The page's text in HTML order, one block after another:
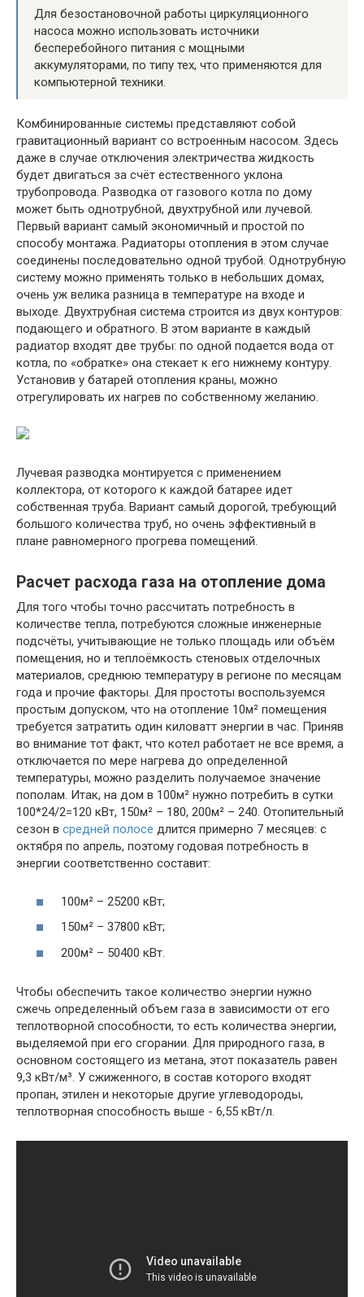
Для безостановочной работы циркуляционного
насоса можно использовать источники
бесперебойного питания с мощными
аккумуляторами, по типу тех, что применяются для
компьютерной техники.
Комбинированные системы представляют собой
гравитационный вариант со встроенным насосом. Здесь
даже в случае отключения электричества жидкость
будет двигаться за счёт естественного уклона
трубопровода. Разводка от газового котла по дому
может быть однотрубной, двухтрубной или лучевой.
Первый вариант самый экономичный и простой по
способу монтажа. Радиаторы отопления в этом случае
соединены последовательно одной трубой. Однотрубную
систему можно применять только в небольших домах,
очень уж велика разница в температуре на входе и
выходе. Двухтрубная система строится из двух контуров:
подающего и обратного. В этом варианте в каждый
радиатор входят две трубы: по одной подается вода от
котла, по «обратке» она стекает к его нижнему контуру.
Установив у батарей отопления краны, можно
отрегулировать их нагрев по собственному желанию.
Лучевая разводка монтируется с применением
коллектора, от которого к каждой батарее идет
собственная труба. Вариант самый дорогой, требующий
большого количества труб, но очень эффективный в
плане равномерного прогрева помещений.
Расчет расхода газа на отопление дома
Для того чтобы точно рассчитать потребность в
количестве тепла, потребуются сложные инженерные
подсчёты, учитывающие не только площадь или объём
помещения, но и теплоёмкость стеновых отделочных
материалов, среднюю температуру в регионе по месяцам
года и прочие факторы. Для простоты воспользуемся
простым допуском, что на отопление 10м² помещения
требуется затратить один киловатт энергии в час. Приняв
во внимание тот факт, что котел работает не все время, а
отключается по мере нагрева до определенной
температуры, можно разделить получаемое значение
пополам. Итак, на дом в 100м² нужно потребить в сутки
100*24/2=120 кВт, 150м² – 180, 200м² – 240. Отопительный
сезон в средней полосе длится примерно 7 месяцев: с
октября по апрель, поэтому годовая потребность в
энергии соответственно составит:
100м² – 25200 кВт;
150м² – 37800 кВт;
200м² – 50400 кВт.
Чтобы обеспечить такое количество энергии нужно
сжечь определенный объем газа в зависимости от его
теплотворной способности, то есть количества энергии,
выделяемой при его сгорании. Для природного газа, в
основном состоящего из метана, этот показатель равен
9,3 кВт/м³. У сжиженного, в состав которого входят
пропан, этилен и некоторые другие углеводороды,
теплотворная способность выше - 6,55 кВт/л.